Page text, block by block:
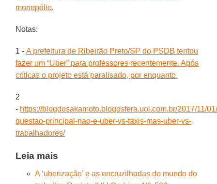
monopólio.
Notas:
1 -A prefeitura de Ribeirão Preto/SP do PSDB tentou
fazer um “Uber” para professores recentemente. Após
críticas o projeto está paralisado, por enquanto.
2
- https://blogdosakamoto.blogosfera.uol.com.br/2017/11/
questao-principal-nao-e-uber-vs-taxis-mas-uber-vs-
trabalhadores/
Leia mais
A ‘uberização’ e as encruzilhadas do mundo do